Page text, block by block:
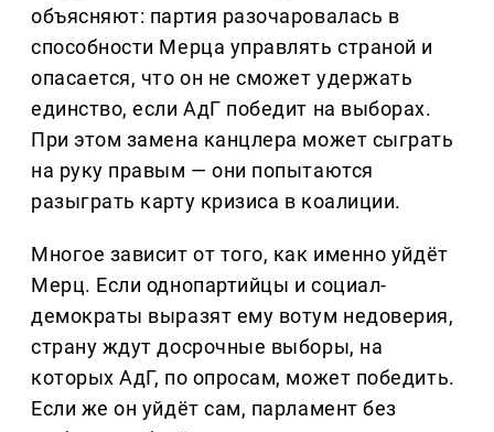
объясняют: партия разочаровалась в
способности Мерца управлять страной и
опасается, что он не сможет удержать
единство, если АдГ победит на выборах.
При этом замена канцлера может сыграть
на руку правым — они попытаются
разыграть карту кризиса в коалиции.
Многое зависит от того, как именно уйдёт
Мерц. Если однопартийцы и социал-
демократы выразят ему вотум недоверия,
страну ждут досрочные выборы, на
которых АдГ, по опросам, может победить.
Если же он уйдёт сам, парламент без